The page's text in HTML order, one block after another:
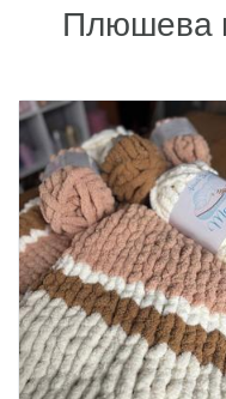
Плюшева